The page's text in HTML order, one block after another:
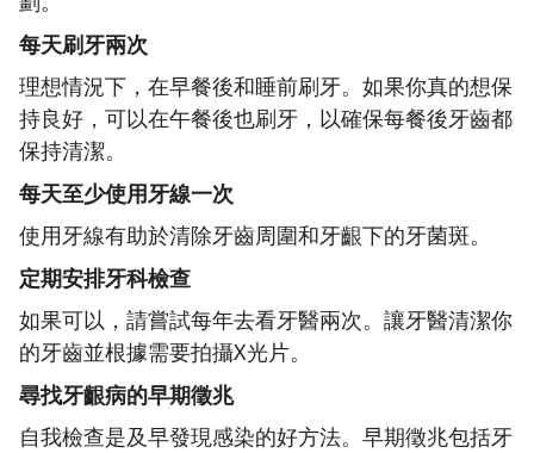
每天刷牙兩次
理想情況下，在早餐後和睡前刷牙。如果你真的想保
持良好，可以在午餐後也刷牙，以確保每餐後牙齒都
保持清潔。
每天至少使用牙線一次
使用牙線有助於清除牙齒周圍和牙齦下的牙菌斑。
定期安排牙科檢查
如果可以，請嘗試每年去看牙醫兩次。讓牙醫清潔你
的牙齒並根據需要拍攝X光片。
尋找牙齦病的早期徵兆
自我檢查是及早發現感染的好方法。早期徵兆包括牙